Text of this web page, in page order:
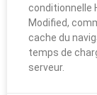
conditionnelle
Modified,
cache du
temps de
serveur.